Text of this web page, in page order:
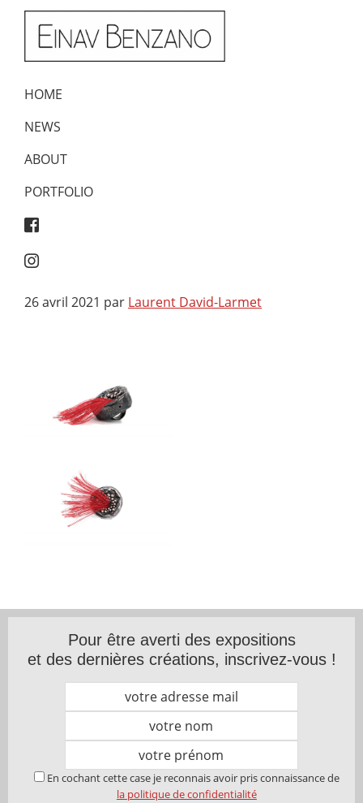
Passer
principale
Passer
contenu
Benzano
HOME
NEWS
ABOUT
PORTFOLIO
26 avril 2021 par Laurent David-Larmet
Pour être averti des expositions
et des dernières créations, inscrivez-vous !
En cochant cette case je reconnais avoir pris connaissance de
la politique de confidentialité